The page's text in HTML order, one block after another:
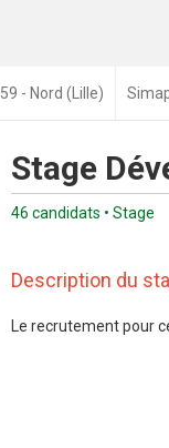
59 - Nord (Lille)
Stage
46 candidats • Stage
Description du
Le recrutement pour